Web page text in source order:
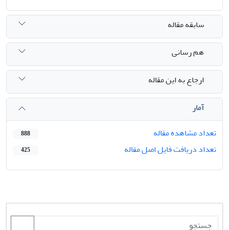
سابقه مقاله
هم رسانی
ارجاع به این مقاله
آمار
تعداد مشاهده مقاله
888
تعداد دریافت فایل اصل مقاله 425